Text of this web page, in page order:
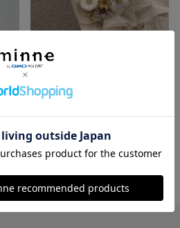
Full Order 【事前相談必須】
作品一覧